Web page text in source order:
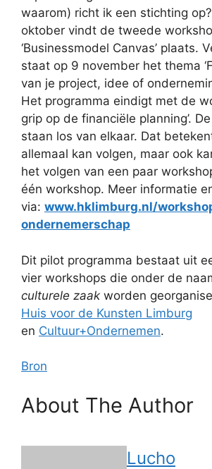
waarom) richt ik een stichting
oktober vindt de tweede
‘Businessmodel Canvas’ plaats.
staat op 9 november het thema
van je project, idee of
Het programma eindigt met de
grip op de financiële planning’.
staan los van elkaar. Dat
allemaal kan volgen, maar ook
het volgen van een paar
één workshop. Meer informatie
via: www.hklimburg.nl/
ondernemerschap
Dit pilot programma bestaat uit
vier workshops die onder de
culturele zaak worden
Huis voor de Kunsten Limburg
en Cultuur+Ondernemen.
Bron
About The Author
Lucho